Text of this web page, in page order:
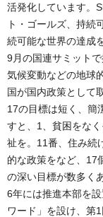
活発化しています。
ト・ゴールズ、持続
続可能な世界の達成
9月の国連サミット
気候変動などの地球
国が国内政策として
17の目標は短く、簡
すと、1、貧困をな
祉を。11番、住み続
的な政策をなど、17
の深い目標が数多く
6年には推進本部を
ワード」を設け、第